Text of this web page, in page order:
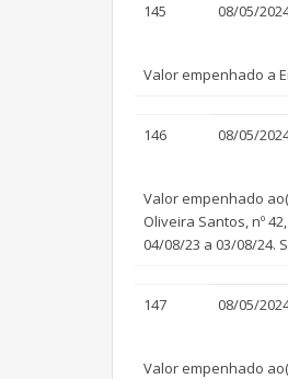
145 08/05/
Valor empenhado a
146 08/05/
Valor empenhado
Oliveira Santos, nº
04/08/23 a 03/08/24.
147 08/05/
Valor empenhado